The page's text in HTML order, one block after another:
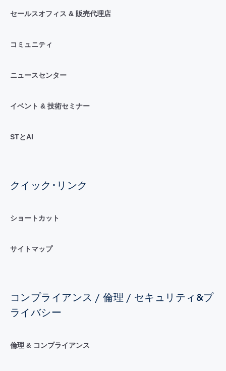
セールスオフィス & 販売代理店
コミュニティ
ニュースセンター
イベント & 技術セミナー
STとAI
クイック･リンク
ショートカット
サイトマップ
コンプライアンス / 倫理 / セキュリティ&プ
ライバシー
倫理 & コンプライアンス